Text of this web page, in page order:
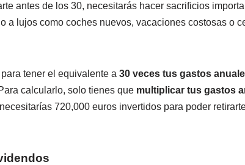
antes de los 30, necesitarás hacer sacrificios
a lujos como coches nuevos, vacaciones costosas o
tener el equivalente a30 veces tus gastos
calcularlo, solo tienes que multiplicar tus gastos
720,000 euros invertidos para poder